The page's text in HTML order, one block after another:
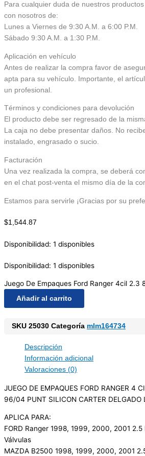
Para cualquier duda de nuestros
con nosotros de:
Lunes a Viernes de 9:30 A.M. a 6:00 P.M.
Sábado 9:30 A.M. a 1:30 P.M.
Aplicación en vehículo
Antes de realizar la compra favor de
apta para su vehículo. Importante, el
un profesional.
Términos y condiciones para devolución
El producto debe ser regresado de la
La caja no debe presentar daños. No
instalado, engrasado o sucio.
Facturación
Una vez realizada la compra, se deberá
en el chat post-venta el mismo día de la
Estamos para servirle ¡Gracias por su
$1,544.87
Disponibilidad: 1 disponibles
Disponibilidad: 1 disponibles
Juego De Empaques Ford Ranger 4cil
Añadir al carrito
SKU 25030 Categoría mlm164734
Descripción
Información adicional
Valoraciones (0)
JUEGO DE EMPAQUES FORD RANGER 4
96/04 PUNT SILICON CARTER DELGADO
APLICA PARA:
FORD Ranger 1998, 1999, 2000, 2001 2.5
Válvulas
MAZDA B2500 1998, 1999, 2000, 2001